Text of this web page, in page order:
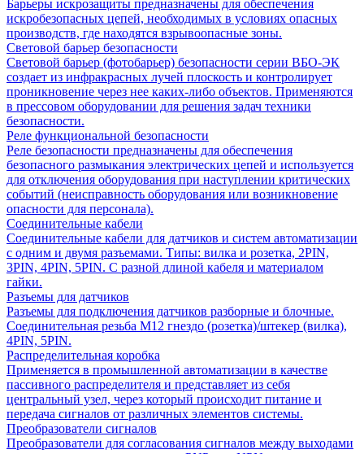
Барьеры искрозащиты предназначены для обеспечения
искробезопасных цепей, необходимых в условиях опасных
производств, где находятся взрывоопасные зоны.
Световой барьер безопасности
Световой барьер (фотобарьер) безопасности серии ВБО-ЭК
создает из инфракрасных лучей плоскость и контролирует
проникновение через нее каких-либо объектов. Применяются
в прессовом оборудовании для решения задач техники
безопасности.
Реле функциональной безопасности
Реле безопасности предназначены для обеспечения
безопасного размыкания электрических цепей и используется
для отключения оборудования при наступлении критических
событий (неисправность оборудования или возникновение
опасности для персонала).
Соединительные кабели
Соединительные кабели для датчиков и систем автоматизации
с одним и двумя разъемами. Типы: вилка и розетка, 2PIN,
3PIN, 4PIN, 5PIN. С разной длиной кабеля и материалом
гайки.
Разъемы для датчиков
Разъемы для подключения датчиков разборные и блочные.
Соединительная резьба М12 гнездо (розетка)/штекер (вилка),
4PIN, 5PIN.
Распределительная коробка
Применяется в промышленной автоматизации в качестве
пассивного распределителя и представляет из себя
центральный узел, через который происходит питание и
передача сигналов от различных элементов системы.
Преобразователи сигналов
Преобразователи для согласования сигналов между выходами